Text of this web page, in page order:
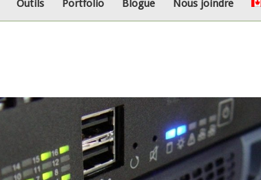
Outils Portfolio Blogue Nous joindre